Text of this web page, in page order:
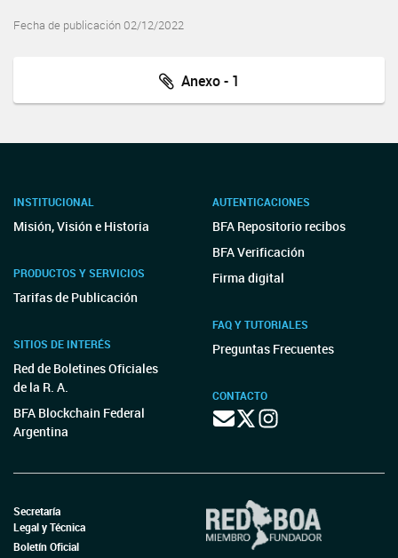
Fecha de publicación 02/12/2022
Anexo - 1
INSTITUCIONAL
Misión, Visión e Historia
PRODUCTOS Y SERVICIOS
Tarifas de Publicación
SITIOS DE INTERÉS
Red de Boletines Oficiales
de la R. A.
BFA Blockchain Federal
Argentina
AUTENTICACIONES
BFA Repositorio recibos
BFA Verificación
Firma digital
FAQ Y TUTORIALES
Preguntas Frecuentes
CONTACTO
Secretaría
Legal y Técnica
Boletín Oficial